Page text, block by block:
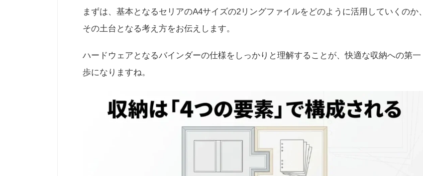
まずは、基本となるセリアのA4サイズの2リングファイルをどのように活用していくのか、
その土台となる考え方をお伝えします。
ハードウェアとなるバインダーの仕様をしっかりと理解することが、快適な収納への第一
歩になりますね。